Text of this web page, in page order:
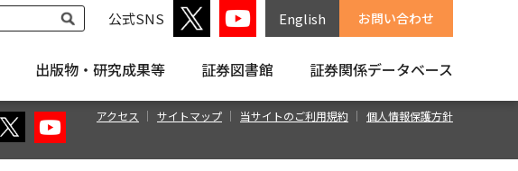
公式SNS English お問い合わせ
出版物・ 研究成果等 証券図書館 証券関係データベース
アクセス サイトマップ 当サイトのご利用規約 個人情報保護方針